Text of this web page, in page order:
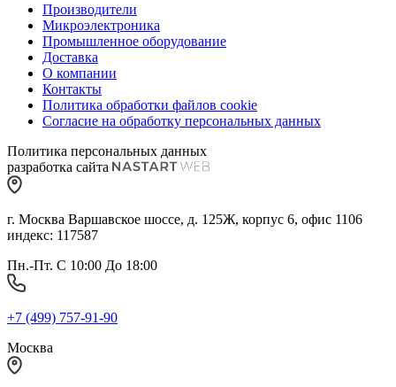
Производители
Микроэлектроника
Промышленное оборудование
Доставка
О компании
Контакты
Политика обработки файлов cookie
Согласие на обработку персональных данных
Политика персональных данных
разработка сайта
г. Москва Варшавское шоссе, д. 125Ж, корпус 6, офис 1106
индекс: 117587
Пн.-Пт. С 10:00 До 18:00
+7 (499) 757-91-90
Москва